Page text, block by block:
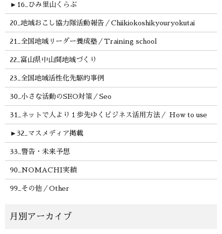
► 16_ひみ里山くらぶ
20_地域おこし協力隊活動報告／Chiikiokoshikyouryokutai
21_全国地域リーダー養成塾／Training school
22_富山県中山間地域づくり
23_全国地域活性化先駆的事例
30_小さな活動のSEO対策／Seo
31_ネットで人より１歩先ゆくビジネス活用方法／ How to use
► 32_マスメディア掲載
33_警告・未来予想
90_NOMACHI実績
99_その他／Other